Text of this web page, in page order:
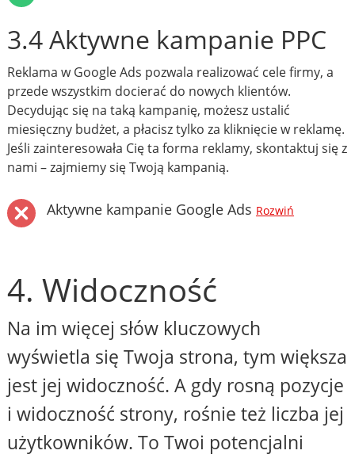
3.4 Aktywne kampanie PPC
Reklama w Google Ads pozwala realizować cele firmy, a
przede wszystkim docierać do nowych klientów.
Decydując się na taką kampanię, możesz ustalić
miesięczny budżet, a płacisz tylko za kliknięcie w reklamę.
Jeśli zainteresowała Cię ta forma reklamy, skontaktuj się z
nami – zajmiemy się Twoją kampanią.
Aktywne kampanie Google Ads Rozwiń
4. Widoczność
Na im więcej słów kluczowych
wyświetla się Twoja strona, tym większa
jest jej widoczność. A gdy rosną pozycje
i widoczność strony, rośnie też liczba jej
użytkowników. To Twoi potencjalni